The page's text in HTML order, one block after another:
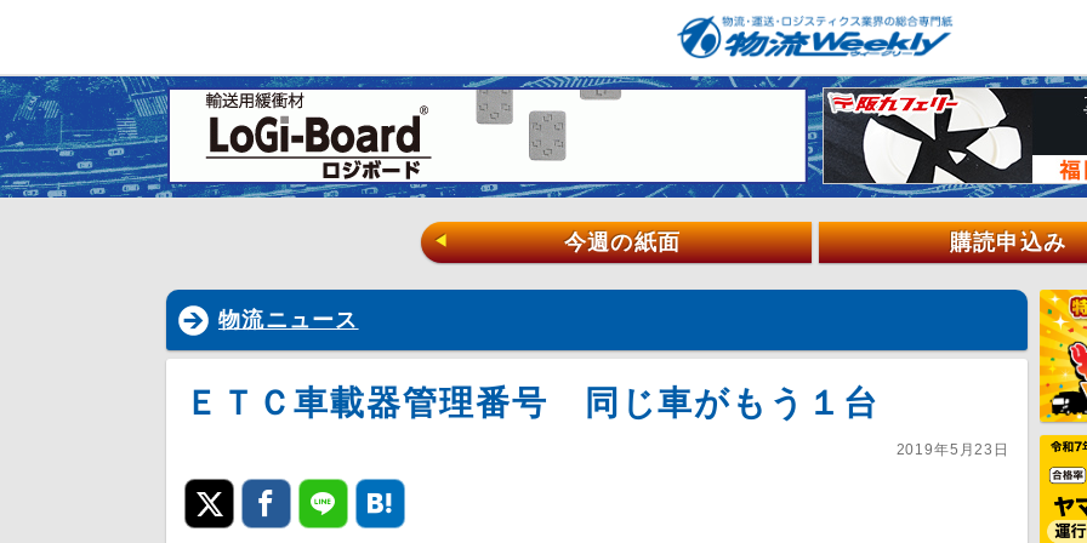
◀ 今週の紙面 購読申込み
物流ニュース
ＥＴＣ車載器管理番号 同じ車がもう１台
2019年5月23日